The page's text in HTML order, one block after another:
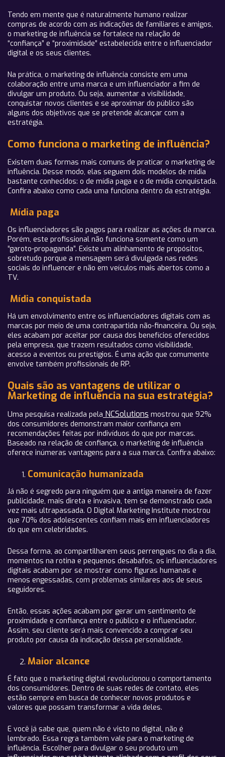
Tendo em mente que é naturalmente humano realizar
compras de acordo com as indicações de familiares e amigos,
o marketing de influência se fortalece na relação de
“confiança” e “proximidade” estabelecida entre o influenciador
digital e os seus clientes.
Na prática, o marketing de influência consiste em uma
colaboração entre uma marca e um influenciador a fim de
divulgar um produto. Ou seja, aumentar a visibilidade,
conquistar novos clientes e se aproximar do público são
alguns dos objetivos que se pretende alcançar com a
estratégia.
Como funciona o marketing de influência?
Existem duas formas mais comuns de praticar o marketing de
influência. Desse modo, elas seguem dois modelos de mídia
bastante conhecidos: o de mídia paga e o de mídia conquistada.
Confira abaixo como cada uma funciona dentro da estratégia.
Mídia paga
Os influenciadores são pagos para realizar as ações da marca.
Porém, este profissional não funciona somente como um
“garoto-propaganda”. Existe um alinhamento de propósitos,
sobretudo porque a mensagem será divulgada nas redes
sociais do influencer e não em veículos mais abertos como a
TV.
Mídia conquistada
Há um envolvimento entre os influenciadores digitais com as
marcas por meio de uma contrapartida não-financeira. Ou seja,
eles acabam por aceitar por causa dos benefícios oferecidos
pela empresa, que trazem resultados como visibilidade,
acesso a eventos ou prestígios. É uma ação que comumente
envolve também profissionais de RP.
Quais são as vantagens de utilizar o
Marketing de influência na sua estratégia?
Uma pesquisa realizada pela NCSolutions mostrou que 92%
dos consumidores demonstram maior confiança em
recomendações feitas por indivíduos do que por marcas.
Baseado na relação de confiança, o marketing de influência
oferece inúmeras vantagens para a sua marca. Confira abaixo:
Comunicação humanizada
Já não é segredo para ninguém que a antiga maneira de fazer
publicidade, mais direta e invasiva, tem se demonstrado cada
vez mais ultrapassada. O Digital Marketing Institute mostrou
que 70% dos adolescentes confiam mais em influenciadores
do que em celebridades.
Dessa forma, ao compartilharem seus perrengues no dia a dia,
momentos na rotina e pequenos desabafos, os influenciadores
digitais acabam por se mostrar como figuras humanas e
menos engessadas, com problemas similares aos de seus
seguidores.
Então, essas ações acabam por gerar um sentimento de
proximidade e confiança entre o público e o influenciador.
Assim, seu cliente será mais convencido a comprar seu
produto por causa da indicação dessa personalidade.
Maior alcance
É fato que o marketing digital revolucionou o comportamento
dos consumidores. Dentro de suas redes de contato, eles
estão sempre em busca de conhecer novos produtos e
valores que possam transformar a vida deles.
E você já sabe que, quem não é visto no digital, não é
lembrado. Essa regra também vale para o marketing de
influência. Escolher para divulgar o seu produto um